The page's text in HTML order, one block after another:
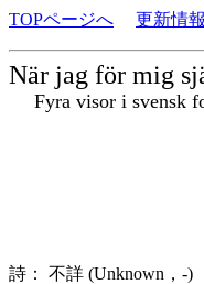
TOPページへ 更新情
När jag för mig
Fyra visor i svensk
詩： 不詳 (Unknown，-)